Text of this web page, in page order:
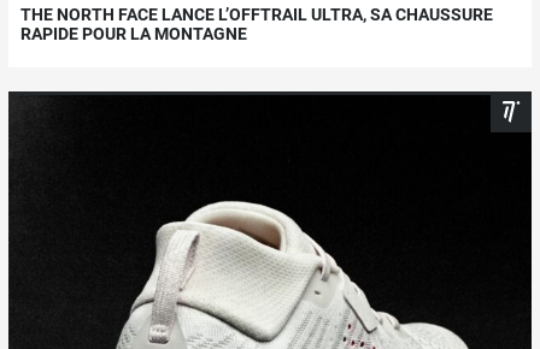
THE NORTH FACE LANCE L’OFFTRAIL ULTRA, SA CHAUSSURE
RAPIDE POUR LA MONTAGNE